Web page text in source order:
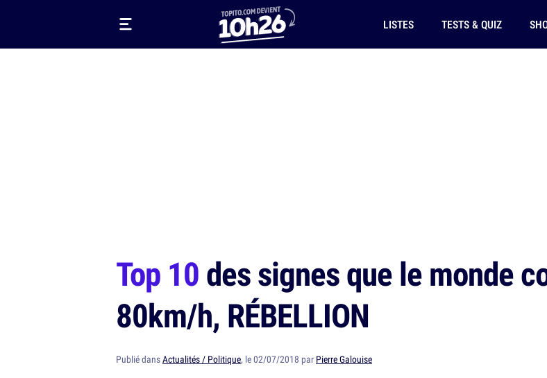
LISTES TESTS & QUIZ
Top 10des signes que le monde
80km/h, RÉBELLION
Publié dansActualités / Politique, le 02/07/2018 par Pierre Galouise